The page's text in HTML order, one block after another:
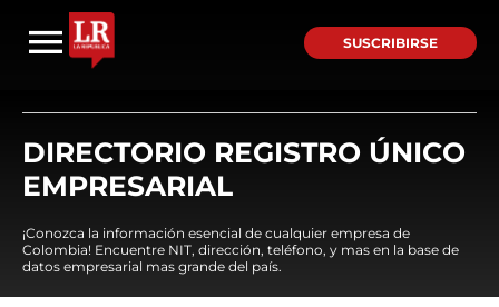
SUSCRIBIRSE
DIRECTORIO REGISTRO ÚNICO
EMPRESARIAL
¡Conozca la información esencial de cualquier empresa de
Colombia! Encuentre NIT, dirección, teléfono, y mas en la base de
datos empresarial mas grande del país.